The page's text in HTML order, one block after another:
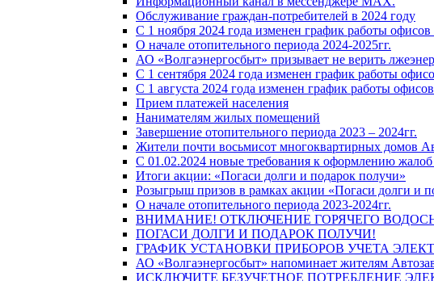
Обслуживание граждан-потребителей в 2024 году
С 1 ноября 2024 года изменен график работы
О начале отопительного периода 2024-2025гг.
АО «Волгаэнергосбыт» призывает не верить
С 1 сентября 2024 года изменен график работы
С 1 августа 2024 года изменен график работы
Прием платежей населения
Нанимателям жилых помещений
Завершение отопительного периода 2023 – 2024гг.
Жители почти восьмисот многоквартирных домов
С 01.02.2024 новые требования к оформлению жалоб
Итоги акции: «Погаси долги и подарок получи»
Розыгрыш призов в рамках акции «Погаси долги и
О начале отопительного периода 2023-2024гг.
ВНИМАНИЕ! ОТКЛЮЧЕНИЕ ГОРЯЧЕГО
ПОГАСИ ДОЛГИ И ПОДАРОК ПОЛУЧИ!
ГРАФИК УСТАНОВКИ ПРИБОРОВ УЧЕТА
АО «Волгаэнергосбыт» напоминает жителям
ИСКЛЮЧИТЕ БЕЗУЧЕТНОЕ ПОТРЕБЛЕНИЕ